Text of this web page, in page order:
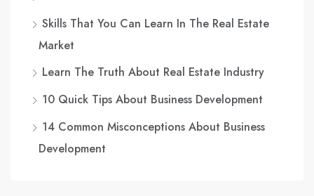
Skills That You Can Learn In The Real Estate
Market
Learn The Truth About Real Estate Industry
10 Quick Tips About Business Development
14 Common Misconceptions About Business
Development